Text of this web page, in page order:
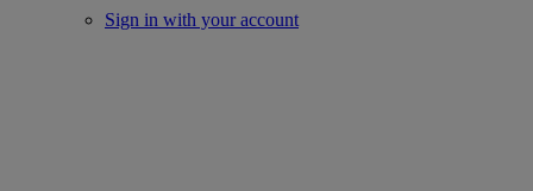
Sign in with your account